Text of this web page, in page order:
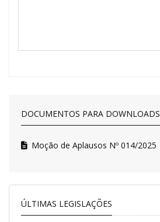
DOCUMENTOS PARA DOWNLOADS
Moção de Aplausos Nº 014/2025
ÚLTIMAS LEGISLAÇÕES